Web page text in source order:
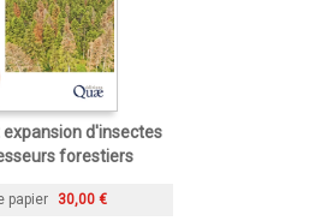
expansion d'insectes
forestiers
papier 30,00 €